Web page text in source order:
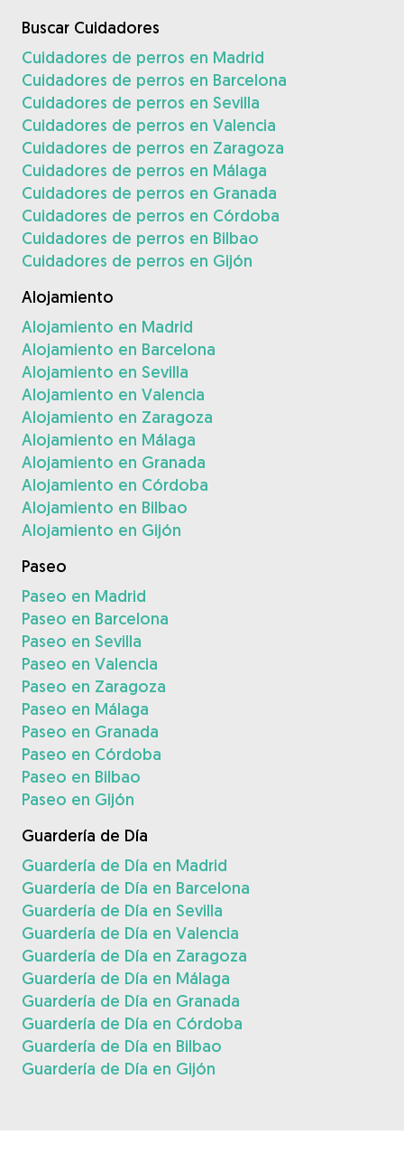
Buscar Cuidadores
Cuidadores de perros en Madrid
Cuidadores de perros en Barcelona
Cuidadores de perros en Sevilla
Cuidadores de perros en Valencia
Cuidadores de perros en Zaragoza
Cuidadores de perros en Málaga
Cuidadores de perros en Granada
Cuidadores de perros en Córdoba
Cuidadores de perros en Bilbao
Cuidadores de perros en Gijón
Alojamiento
Alojamiento en Madrid
Alojamiento en Barcelona
Alojamiento en Sevilla
Alojamiento en Valencia
Alojamiento en Zaragoza
Alojamiento en Málaga
Alojamiento en Granada
Alojamiento en Córdoba
Alojamiento en Bilbao
Alojamiento en Gijón
Paseo
Paseo en Madrid
Paseo en Barcelona
Paseo en Sevilla
Paseo en Valencia
Paseo en Zaragoza
Paseo en Málaga
Paseo en Granada
Paseo en Córdoba
Paseo en Bilbao
Paseo en Gijón
Guardería de Día
Guardería de Día en Madrid
Guardería de Día en Barcelona
Guardería de Día en Sevilla
Guardería de Día en Valencia
Guardería de Día en Zaragoza
Guardería de Día en Málaga
Guardería de Día en Granada
Guardería de Día en Córdoba
Guardería de Día en Bilbao
Guardería de Día en Gijón